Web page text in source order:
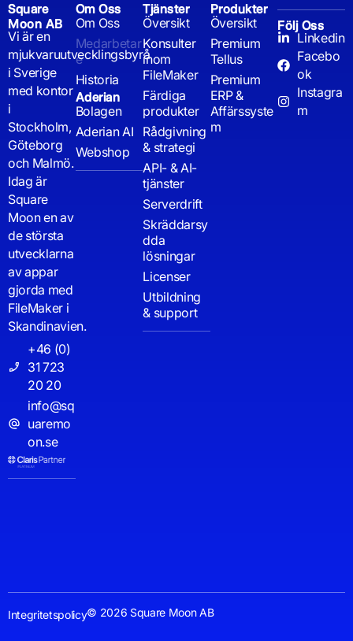
Square
Moon AB
Vi är en
mjukvaruutvecklingsbyrå
i Sverige
med kontor
i
Stockholm,
Göteborg
och Malmö.
Idag är
Square
Moon en av
de största
utvecklarna
av appar
gjorda med
FileMaker i
Skandinavien.
+46 (0)
31 723
20 20
info@sq
uaremo
on.se
Om Oss
Om Oss
Medarbetar
e
Historia
Aderian
Bolagen
Aderian AI
Webshop
Tjänster
Översikt
Konsulter
inom
FileMaker
Färdiga
produkter
Rådgivning
& strategi
API- & AI-
tjänster
Serverdrift
Skräddarsy
dda
lösningar
Licenser
Utbildning
& support
Produkter
Översikt
Premium
Tellus
Premium
ERP &
Affärssyste
m
Följ Oss
Linkedin
Facebo
ok
Instagra
m
© 2026 Square Moon AB
Integritetspolicy